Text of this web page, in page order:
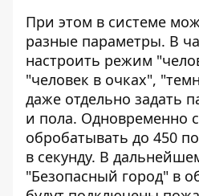
При этом в системе
разные параметры. В
настроить режим
"человек в очках",
даже отдельно задать
и пола. Одновременно
обробатывать до 450
в секунду. В
"Безопасный город" в